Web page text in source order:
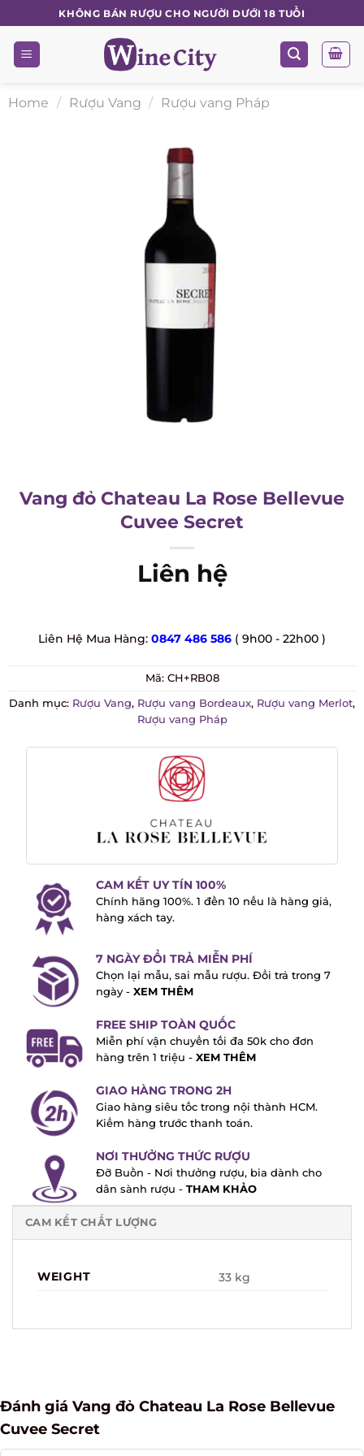
to
content
KHÔNG BÁN RƯỢU CHO NGƯỜI DƯỚI 18 TUỔI
Home / Rượu Vang / Rượu vang Pháp
Vang đỏ Chateau La Rose Bellevue
Cuvee Secret
Liên hệ
Liên Hệ Mua Hàng: 0847 486 586 ( 9h00 - 22h00 )
Mã: CH+RB08
Danh mục: Rượu Vang, Rượu vang Bordeaux, Rượu vang Merlot,
Rượu vang Pháp
CAM KẾT UY TÍN 100%
Chính hãng 100%. 1 đền 10 nếu là hàng giả,
hàng xách tay.
7 NGÀY ĐỔI TRẢ MIỄN PHÍ
Chọn lại mẫu, sai mẫu rượu. Đổi trả trong 7
ngày -XEM THÊM
FREE SHIP TOÀN QUỐC
Miễn phí vận chuyển tối đa 50k cho đơn
hàng trên 1 triệu - XEM THÊM
GIAO HÀNG TRONG 2H
Giao hàng siêu tốc trong nội thành HCM.
Kiểm hàng trước thanh toán.
NƠI THƯỞNG THỨC RƯỢU
Đỡ Buồn - Nơi thưởng rượu, bia dành cho
dân sành rượu - THAM KHẢO
CAM KẾT CHẤT LƯỢNG
WEIGHT 33 kg
Đánh giá Vang đỏ Chateau La Rose Bellevue
Cuvee Secret